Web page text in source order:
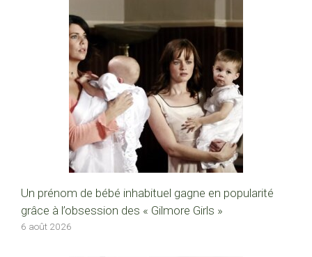
Un prénom de bébé inhabituel gagne en popularité
grâce à l’obsession des « Gilmore Girls »
6 août 2026